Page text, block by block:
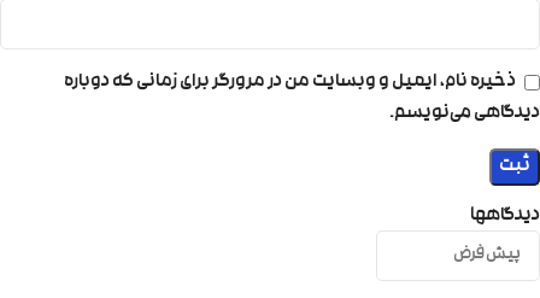
دیدگاهها
ذخیره نام، ایمیل و وبسایت من در مرورگر برای زمانی که دوباره
دیدگاهی می‌نویسم.